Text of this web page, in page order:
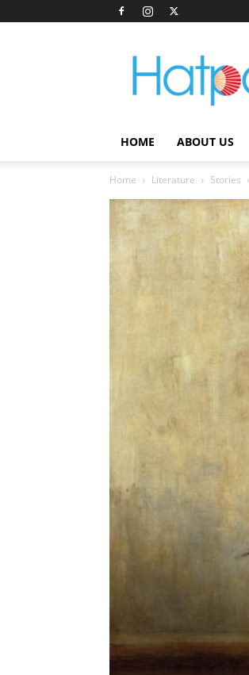
HOME ABOUT US
Home Literature Stories